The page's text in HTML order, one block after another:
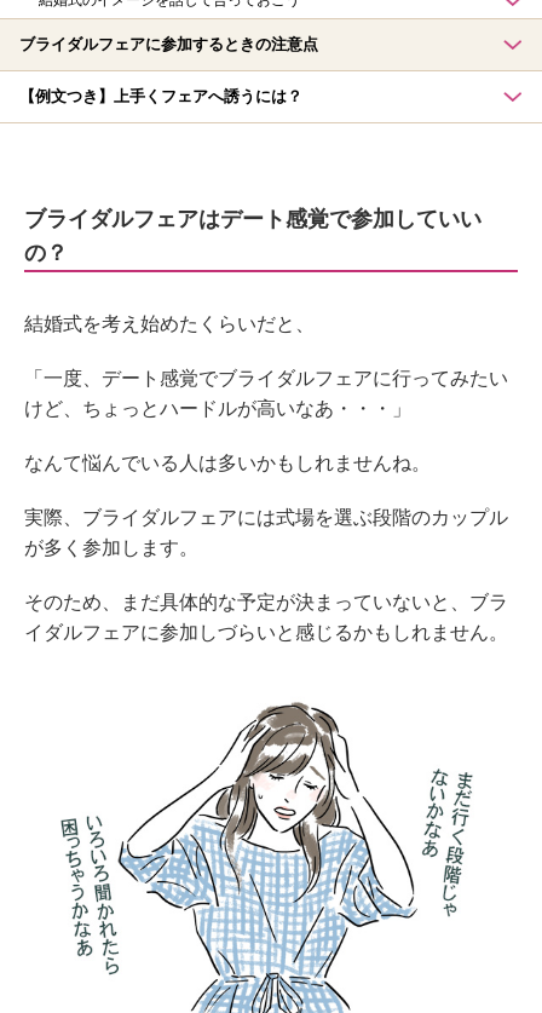
ブライダルフェアに参加するときの注意点
【例文つき】上手くフェアへ誘うには？
ブライダルフェアはデート感覚で参加していい
の？
結婚式を考え始めたくらいだと、
「一度、デート感覚でブライダルフェアに行ってみたい
けど、ちょっとハードルが高いなあ・・・」
なんて悩んでいる人は多いかもしれませんね。
実際、ブライダルフェアには式場を選ぶ段階のカップル
が多く参加します。
そのため、まだ具体的な予定が決まっていないと、ブラ
イダルフェアに参加しづらいと感じるかもしれません。